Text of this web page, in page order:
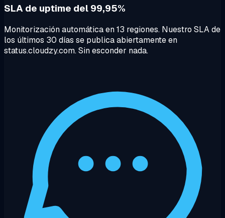
SLA de uptime del 99,95%
Monitorización automática en 13 regiones. Nuestro SLA de
los últimos 30 días se publica abiertamente en
status.cloudzy.com. Sin esconder nada.